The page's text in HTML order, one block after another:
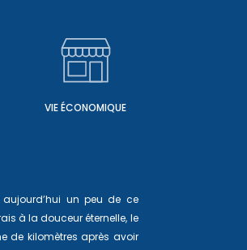
VIE ÉCONOMIQUE
aujourd’hui un peu de ce
à la douceur éternelle, le
de kilomètres après avoir